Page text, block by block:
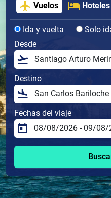
Vuelos Hoteles
Ida y vuelta Solo
Desde
Destino
Fechas del viaje